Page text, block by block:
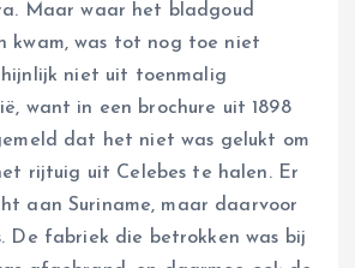
Maar waar het bladgoud
kwam, was tot nog toe niet
niet uit toenmalig
want in een brochure uit 1898
dat het niet was gelukt om
rijtuig uit Celebes te halen. Er
aan Suriname, maar daarvoor
De fabriek die betrokken was bij